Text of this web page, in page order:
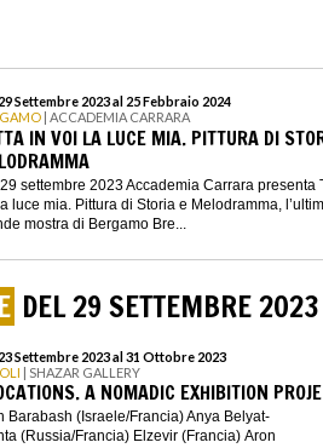
Settembre 2023 al 25 Febbraio 2024
| ACCADEMIA CARRARA
IN VOI LA LUCE MIA. PITTURA DI
settembre 2023 Accademia Carrara presenta
luce mia. Pittura di Storia e Melodramma,
mostra di Bergamo Bre...
DEL 29 SETTEMBRE 2023
Settembre 2023 al 31 Ottobre 2023
| SHAZAR GALLERY
A NOMADIC EXHIBITION
Barabash (Israele/Francia) Anya Belyat-
(Russia/Francia) Elzevir (Francia) Aron